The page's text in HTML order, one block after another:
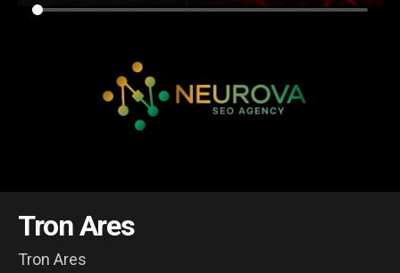
Tron Ares
Tron Ares